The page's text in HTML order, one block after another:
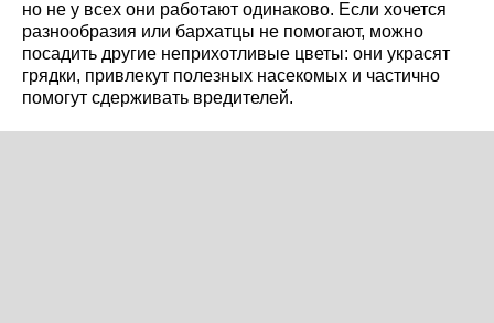
но не у всех они работают одинаково. Если хочется
разнообразия или бархатцы не помогают, можно
посадить другие неприхотливые цветы: они украсят
грядки, привлекут полезных насекомых и частично
помогут сдерживать вредителей.